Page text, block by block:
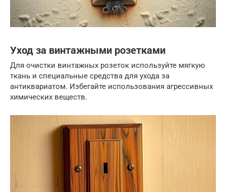
Уход за винтажными розетками
Для очистки винтажных розеток используйте мягкую
ткань и специальные средства для ухода за
антиквариатом. Избегайте использования агрессивных
химических веществ.